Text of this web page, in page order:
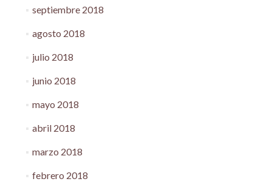
septiembre 2018
agosto 2018
julio 2018
junio 2018
mayo 2018
abril 2018
marzo 2018
febrero 2018